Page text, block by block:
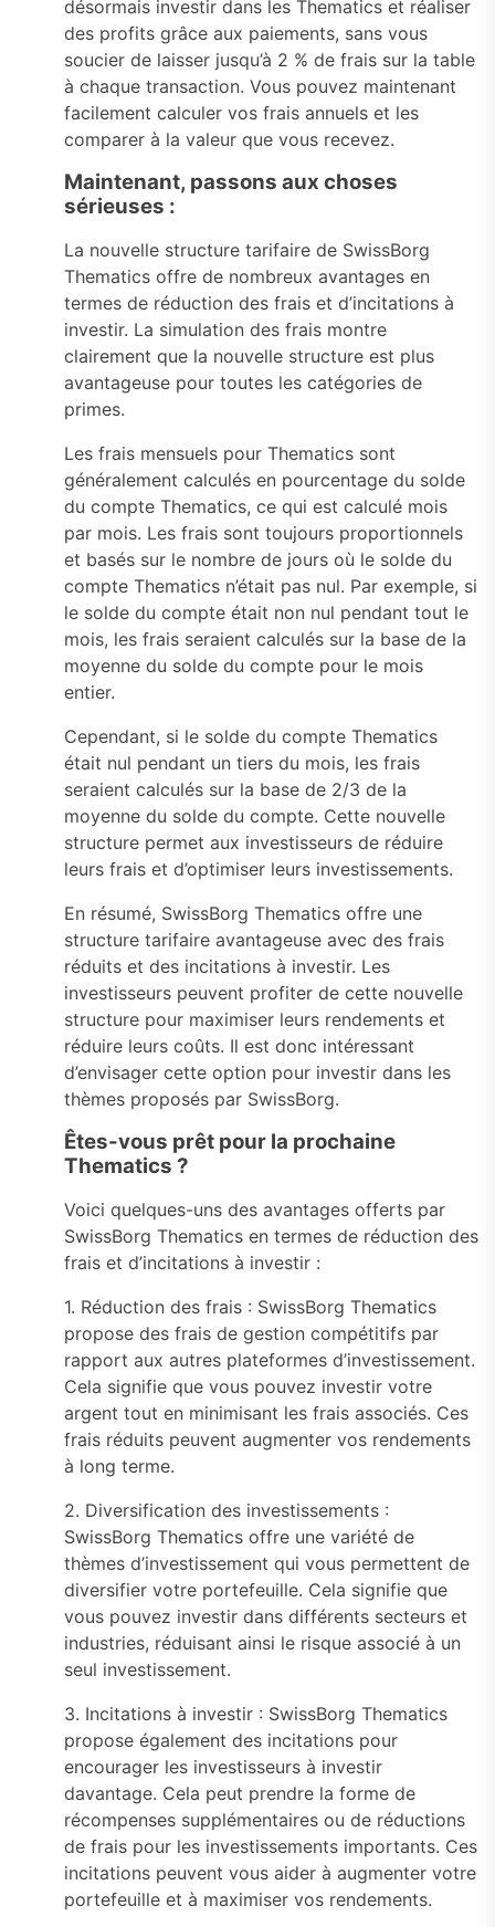
désormais investir dans les Thematics et réaliser
des profits grâce aux paiements, sans vous
soucier de laisser jusqu’à 2 % de frais sur la table
à chaque transaction. Vous pouvez maintenant
facilement calculer vos frais annuels et les
comparer à la valeur que vous recevez.
Maintenant, passons aux choses
sérieuses :
La nouvelle structure tarifaire de SwissBorg
Thematics offre de nombreux avantages en
termes de réduction des frais et d’incitations à
investir. La simulation des frais montre
clairement que la nouvelle structure est plus
avantageuse pour toutes les catégories de
primes.
Les frais mensuels pour Thematics sont
généralement calculés en pourcentage du solde
du compte Thematics, ce qui est calculé mois
par mois. Les frais sont toujours proportionnels
et basés sur le nombre de jours où le solde du
compte Thematics n’était pas nul. Par exemple, si
le solde du compte était non nul pendant tout le
mois, les frais seraient calculés sur la base de la
moyenne du solde du compte pour le mois
entier.
Cependant, si le solde du compte Thematics
était nul pendant un tiers du mois, les frais
seraient calculés sur la base de 2/3 de la
moyenne du solde du compte. Cette nouvelle
structure permet aux investisseurs de réduire
leurs frais et d’optimiser leurs investissements.
En résumé, SwissBorg Thematics offre une
structure tarifaire avantageuse avec des frais
réduits et des incitations à investir. Les
investisseurs peuvent profiter de cette nouvelle
structure pour maximiser leurs rendements et
réduire leurs coûts. Il est donc intéressant
d’envisager cette option pour investir dans les
thèmes proposés par SwissBorg.
Êtes-vous prêt pour la prochaine
Thematics ?
Voici quelques-uns des avantages offerts par
SwissBorg Thematics en termes de réduction des
frais et d’incitations à investir :
1. Réduction des frais : SwissBorg Thematics
propose des frais de gestion compétitifs par
rapport aux autres plateformes d’investissement.
Cela signifie que vous pouvez investir votre
argent tout en minimisant les frais associés. Ces
frais réduits peuvent augmenter vos rendements
à long terme.
2. Diversification des investissements :
SwissBorg Thematics offre une variété de
thèmes d’investissement qui vous permettent de
diversifier votre portefeuille. Cela signifie que
vous pouvez investir dans différents secteurs et
industries, réduisant ainsi le risque associé à un
seul investissement.
3. Incitations à investir : SwissBorg Thematics
propose également des incitations pour
encourager les investisseurs à investir
davantage. Cela peut prendre la forme de
récompenses supplémentaires ou de réductions
de frais pour les investissements importants. Ces
incitations peuvent vous aider à augmenter votre
portefeuille et à maximiser vos rendements.